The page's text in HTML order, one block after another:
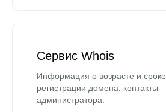
Сервис Whois
Информация о возрасте и сроке
регистрации домена, контакты
администратора.